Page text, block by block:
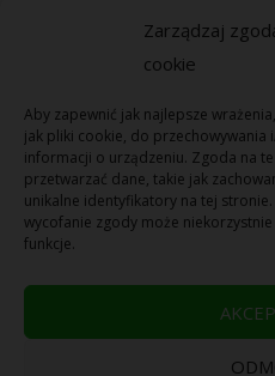
Zarządzaj
cookie
Aby zapewnić jak najlepsze
jak pliki cookie, do przechowywania
informacji o urządzeniu. Zgoda na
przetwarzać dane, takie jak
unikalne identyfikatory na tej
wycofanie zgody może niekorzystnie
funkcje.
PRZYJAZNE LINKI
Bilingual kid
Accompagnement BK
Z cukrem albo wcale